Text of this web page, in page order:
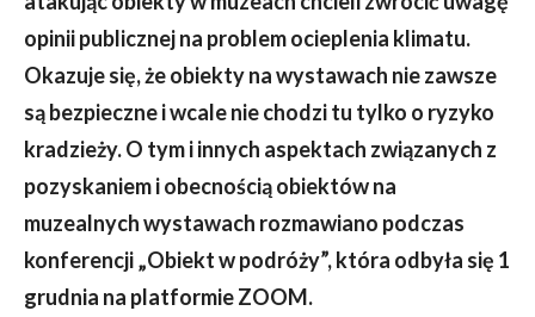
opinii publicznej na problem ocieplenia klimatu.
Okazuje się, że obiekty na wystawach nie zawsze
są bezpieczne i wcale nie chodzi tu tylko o ryzyko
kradzieży. O tym i innych aspektach związanych z
pozyskaniem i obecnością obiektów na
muzealnych wystawach rozmawiano podczas
konferencji „Obiekt w podróży”, która odbyła się 1
grudnia na platformie ZOOM.